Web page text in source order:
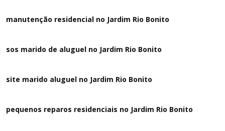
manutenção residencial no Jardim Rio Bonito
sos marido de aluguel no Jardim Rio Bonito
site marido aluguel no Jardim Rio Bonito
pequenos reparos residenciais no Jardim Rio Bonito